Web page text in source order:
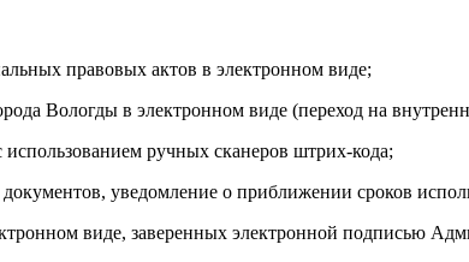
правовых актов в электронном виде;
Вологды в электронном виде (переход на
ручных сканеров штрих-кода;
уведомление о приближении сроков
виде, заверенных электронной подписью